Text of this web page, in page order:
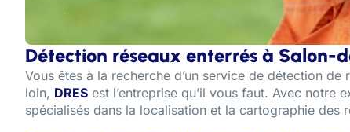
Détection réseaux enterrés à Salon-
Vous êtes à la recherche d’un service de détection
loin, DRES est l’entreprise qu’il vous faut. Avec notre
spécialisés dans la localisation et la cartographie des